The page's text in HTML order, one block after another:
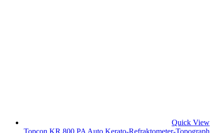
Quick View
Topcon KR 800 PA Auto Kerato-Refraktometer-Topograph